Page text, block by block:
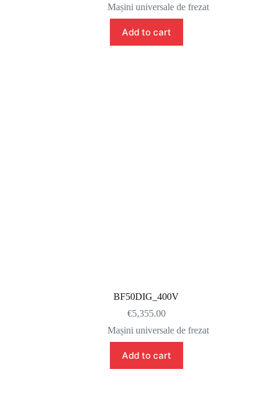
Mașini universale de frezat
Add to cart
BF50DIG_400V
€5,355.00
Mașini universale de frezat
Add to cart